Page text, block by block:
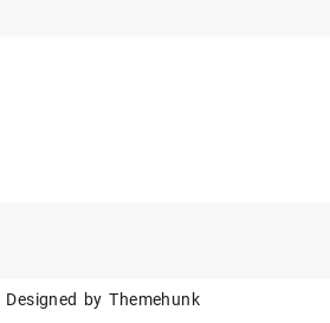
Designed by Themehunk